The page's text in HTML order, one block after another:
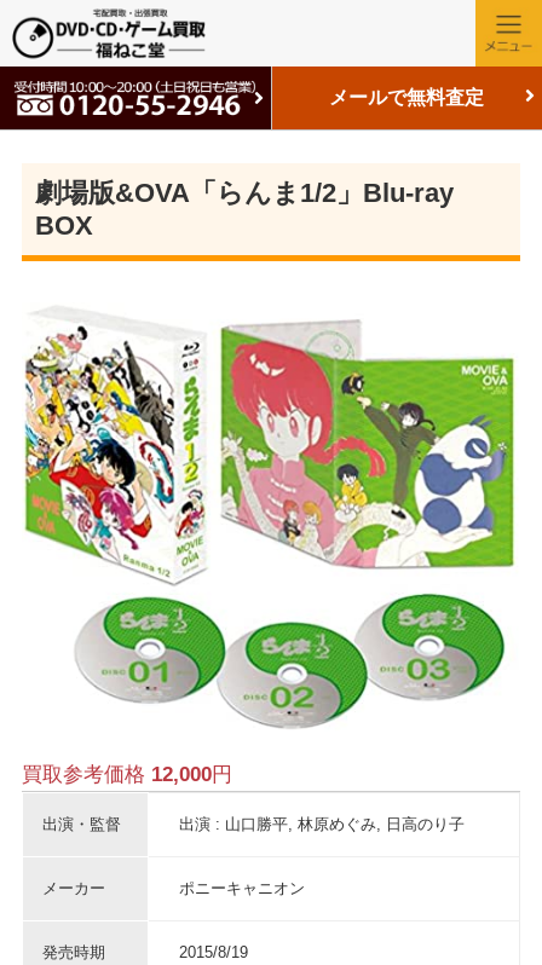
メールで無料査定
劇場版&OVA「らんま1/2」Blu-ray
BOX
買取参考価格 12,000円
出演・監督 出演 : 山口勝平, 林原めぐみ, 日高のり子
メーカー ポニーキャニオン
発売時期 2015/8/19